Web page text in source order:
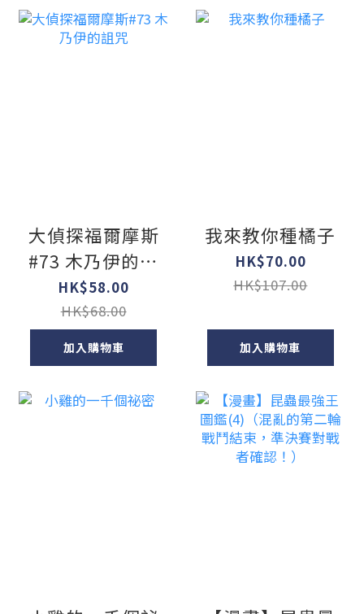
大偵探福爾摩斯
#73 木乃伊的詛
咒
HK$58.00
HK$68.00
加入購物車
我來教你種橘子
HK$70.00
HK$107.00
加入購物車